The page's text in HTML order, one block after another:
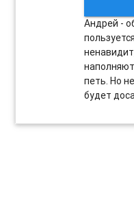
Андрей -
петь. Но
будет